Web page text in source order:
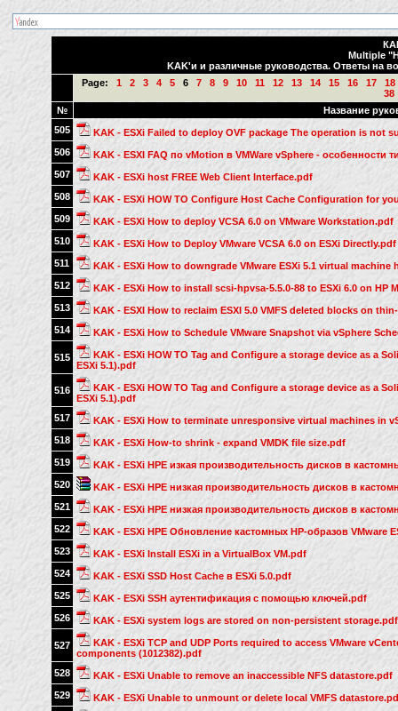
Multiple
KAK'и и различные руководства. Ответы на
Page:
1 2 3 4 5 6 7 8 9 10 11 12 13 14 15 16 17
18
38
№
Название
505
KAK - ESXi Failed to deploy OVF package The operation is not
506
KAK - ESXI FAQ по vMotion в VMWare vSphere - особенности
507
KAK - ESXi host FREE Web Client Interface.pdf
508
KAK - ESXi HOW TO Configure Host Cache Configuration for
509
KAK - ESXi How to deploy VCSA 6.0 on VMware Workstation.pdf
510
KAK - ESXi How to Deploy VMware VCSA 6.0 on ESXi Directly.pdf
511
KAK - ESXi How to downgrade VMware ESXi 5.1 virtual
512
KAK - ESXi How to install scsi-hpvsa-5.5.0-88 to ESXi 6.0 on HP
513
KAK - ESXI How to reclaim ESXI 5.0 VMFS deleted blocks on
514
KAK - ESXi How to Schedule VMware Snapshot via vSphere
515
KAK - ESXi HOW TO Tag and Configure a storage device as a
ESXi 5.1).pdf
516
KAK - ESXi HOW TO Tag and Configure a storage device as a
ESXi 5.1).pdf
517
KAK - ESXi How to terminate unresponsive virtual machines in
518
KAK - ESXi How-to shrink - expand VMDK file size.pdf
519
KAK - ESXi HPE изкая производительность дисков в
520
KAK - ESXi HPE низкая производительность дисков в
521
KAK - ESXi HPE низкая производительность дисков в
522
KAK - ESXi HPE Обновление кастомных HP-образов VMware
523
KAK - ESXi Install ESXi in a VirtualBox VM.pdf
524
KAK - ESXi SSD Host Cache в ESXi 5.0.pdf
525
KAK - ESXi SSH аутентификация с помощью ключей.pdf
526
KAK - ESXi system logs are stored on non-persistent storage.pdf
527
KAK - ESXi TCP and UDP Ports required to access VMware
components (1012382).pdf
528
KAK - ESXi Unable to remove an inaccessible NFS datastore.pdf
529
KAK - ESXi Unable to unmount or delete local VMFS